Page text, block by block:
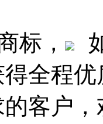
标，
全程
客户